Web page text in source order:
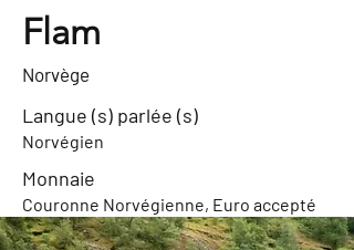
Flam
Norvège
Langue (s) parlée (s)
Norvégien
Monnaie
Couronne Norvégienne, Euro accepté